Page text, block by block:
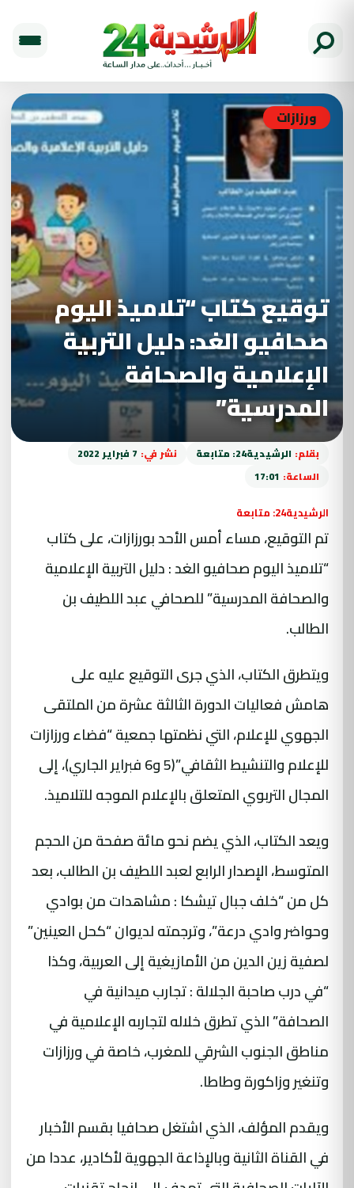
ورزازات
توقيع كتاب “تلاميذ اليوم
صحافيو الغد: دليل التربية
الإعلامية والصحافة
المدرسية”
بقلم: الرشيدية24: متابعة نشر في: 7 فبراير 2022
الساعة: 17:01
الرشيدية24: متابعة
تم التوقيع، مساء أمس الأحد بورزازات، على كتاب
“تلاميذ اليوم صحافيو الغد : دليل التربية الإعلامية
والصحافة المدرسية” للصحافي عبد اللطيف بن
الطالب.
ويتطرق الكتاب، الذي جرى التوقيع عليه على
هامش فعاليات الدورة الثالثة عشرة من الملتقى
الجهوي للإعلام، التي نظمتها جمعية “فضاء ورزازات
للإعلام والتنشيط الثقافي”(5 و6 فبراير الجاري)، إلى
المجال التربوي المتعلق بالإعلام الموجه للتلاميذ.
ويعد الكتاب، الذي يضم نحو مائة صفحة من الحجم
المتوسط، الإصدار الرابع لعبد اللطيف بن الطالب، بعد
كل من “خلف جبال تيشكا : مشاهدات من بوادي
وحواضر وادي درعة”، وترجمته لديوان “كحل العينين”
لصفية زين الدين من الأمازيغية إلى العربية، وكذا
“في درب صاحبة الجلالة : تجارب ميدانية في
الصحافة” الذي تطرق خلاله لتجاربه الإعلامية في
مناطق الجنوب الشرقي للمغرب، خاصة في ورزازات
وتنغير وزاكورة وطاطا.
ويقدم المؤلف، الذي اشتغل صحافيا بقسم الأخبار
في القناة الثانية وبالإذاعة الجهوية لأكادير، عددا من